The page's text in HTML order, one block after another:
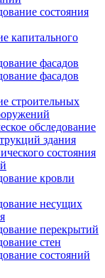
состояния
капитального
фасадов
фасадов
строительных
обследование
здания
состояния
кровли
несущих
перекрытий
стен
состояний